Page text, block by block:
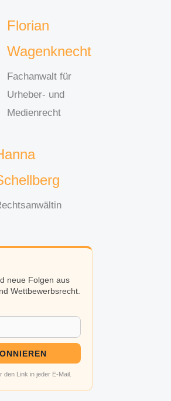
Florian
Wagenknecht
Fachanwalt für
Urheber- und
Medienrecht
neue Folgen aus
Wettbewerbsrecht.
den Link in jeder E-Mail.